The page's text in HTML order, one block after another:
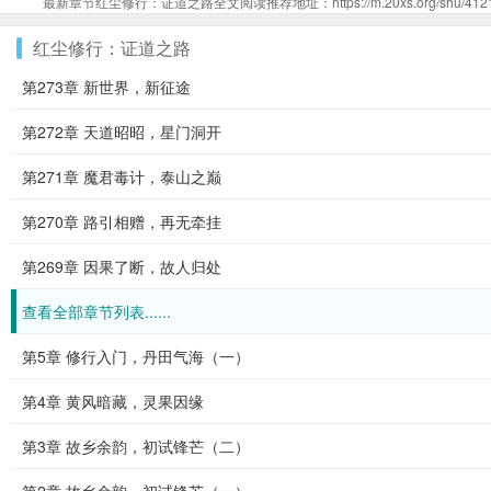
红尘修行：证道之路
第273章 新世界，新征途
第272章 天道昭昭，星门洞开
第271章 魔君毒计，泰山之巅
第270章 路引相赠，再无牵挂
第269章 因果了断，故人归处
查看全部章节列表......
第5章 修行入门，丹田气海（一）
第4章 黄风暗藏，灵果因缘
第3章 故乡余韵，初试锋芒（二）